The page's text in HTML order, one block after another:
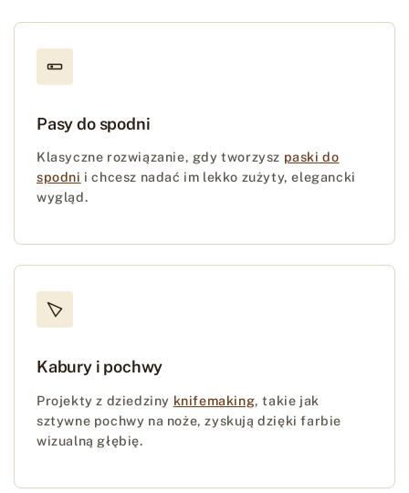
Pasy do spodni
Klasyczne rozwiązanie, gdy tworzysz paski do
spodni i chcesz nadać im lekko zużyty, elegancki
wygląd.
Kabury i pochwy
Projekty z dziedziny knifemaking, takie jak
sztywne pochwy na noże, zyskują dzięki farbie
wizualną głębię.